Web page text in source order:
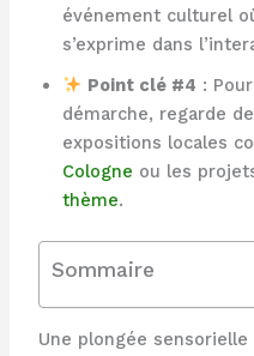
événement culturel
s’exprime dans
Point clé #4 :
démarche, regarde
expositions locales
Cologne ou les
thème.
Sommaire
Une plongée sensorielle